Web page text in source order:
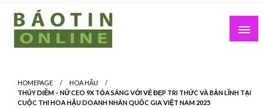
Skip
content
HOMEPAGE
HOA HẬU
THÚY DIỄM – NỮ CEO 9X TỎA SÁNG VỚI VẺ ĐẸP TRI THỨC VÀ BẢN LĨNH TẠI
CUỘC THI HOA HẬU DOANH NHÂN QUỐC GIA VIỆT NAM 2025